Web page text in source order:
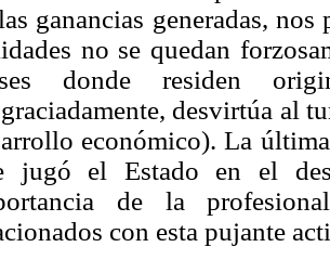
ganancias generadas,
no se quedan
donde residen
desvirtúa al
económico). La
jugó el Estado en el
de la
con esta pujante